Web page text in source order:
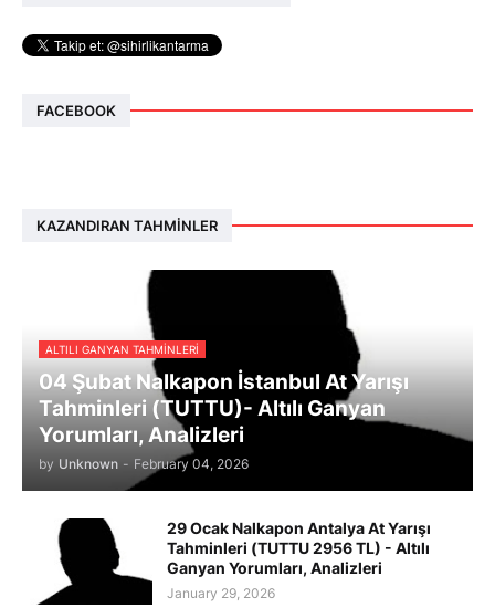
FACEBOOK
KAZANDIRAN TAHMINLER
ALTILI GANYAN TAHMINLERI
04 Şubat Nalkapon İstanbul At Yarışı
Tahminleri (TUTTU)- Altılı Ganyan
Yorumları, Analizleri
by Unknown - February 04, 2026
29 Ocak Nalkapon Antalya At Yarışı
Tahminleri (TUTTU 2956 TL) - Altılı
Ganyan Yorumları, Analizleri
January 29, 2026